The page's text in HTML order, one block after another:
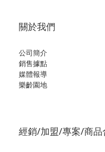
關於我們
公司簡介
銷售據點
媒體報導
樂齡園地
經銷/加盟/專案/商品